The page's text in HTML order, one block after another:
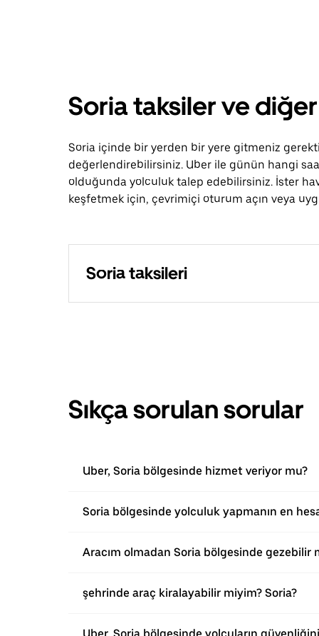
Soria taksiler ve
Soria içinde bir yerden bir yere gitmeniz
değerlendirebilirsiniz. Uber ile günün hangi
olduğunda yolculuk talep edebilirsiniz. İster
keşfetmek için, çevrimiçi oturum açın veya
Soria taksileri
Sıkça sorulan sorular
Uber, Soria bölgesinde hizmet veriyor mu?
Soria bölgesinde yolculuk yapmanın en
Aracım olmadan Soria bölgesinde gezebilir
şehrinde araç kiralayabilir miyim? Soria?